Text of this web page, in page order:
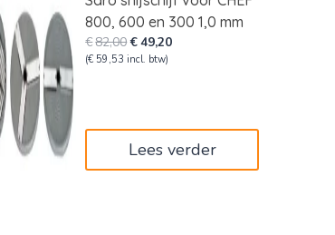
800, 600 en 300 1,0 mm
€82,00Oorspronkelijke
prijs
€49,20Huidige
(€ 59,53 incl. btw)
Lees verder